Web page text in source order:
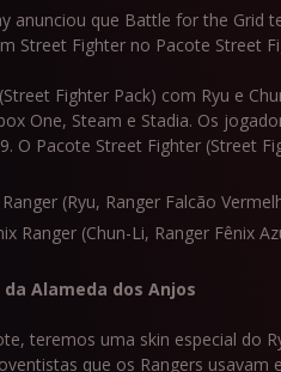
anunciou que Battle for the
Street Fighter no Pacote Street
Fighter Pack) com Ryu e
One, Steam e Stadia. Os
O Pacote Street Fighter (Street
(Ryu, Ranger Falcão
Ranger (Chun-Li, Ranger Fênix
Alameda dos Anjos
teremos uma skin especial do
que os Rangers